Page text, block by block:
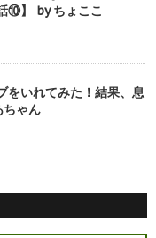
⑩】 by ちょここ
をいれてみた！結果、息
ちゃん